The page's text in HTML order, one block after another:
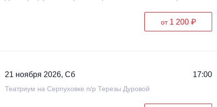
от 1 200 ₽
21 ноября 2026, Сб 17:00
Театриум на Серпуховке п/р Терезы Дуровой